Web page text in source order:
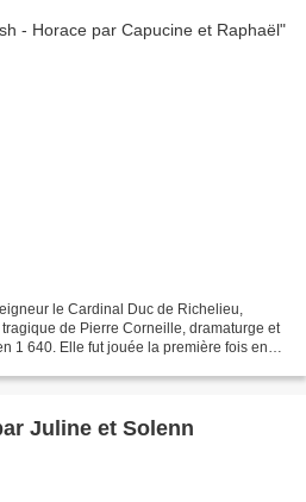
le Cardinal Duc de Richelieu,
de Pierre Corneille, dramaturge et
1 640. Elle fut jouée la première fois en
Juline et Solenn